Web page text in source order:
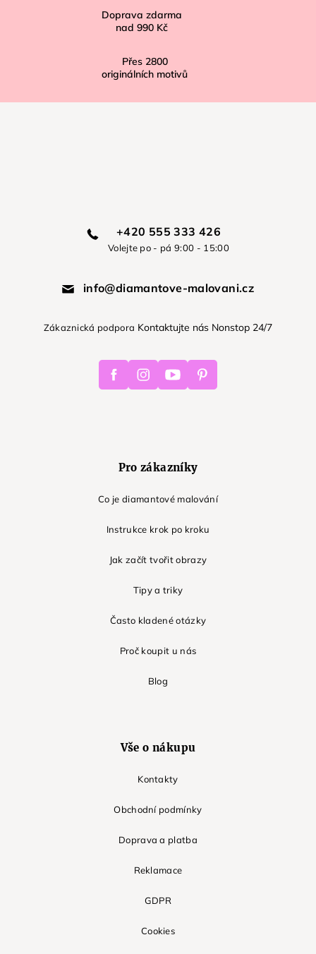
Doprava zdarma
nad 990 Kč
Přes 2800
originálních motivů
+420 555 333 426
Volejte po - pá 9:00 - 15:00
info@diamantove-malovani.cz
Zákaznická podpora Kontaktujte nás Nonstop 24/7
FacebookInstagramYoutube Pinterest
Pro zákazníky
Co je diamantové malování
Instrukce krok po kroku
Jak začít tvořit obrazy
Tipy a triky
Často kladené otázky
Proč koupit u nás
Blog
Vše o nákupu
Kontakty
Obchodní podmínky
Doprava a platba
Reklamace
GDPR
Cookies